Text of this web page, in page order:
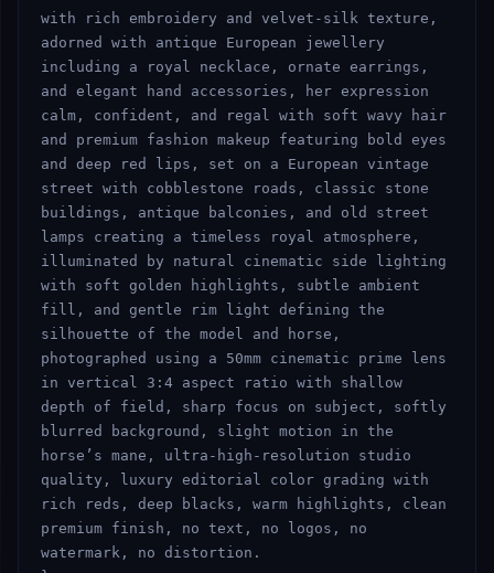
with rich embroidery and velvet-silk texture,
adorned with antique European jewellery
including a royal necklace, ornate earrings,
and elegant hand accessories, her expression
calm, confident, and regal with soft wavy hair
and premium fashion makeup featuring bold eyes
and deep red lips, set on a European vintage
street with cobblestone roads, classic stone
buildings, antique balconies, and old street
lamps creating a timeless royal atmosphere,
illuminated by natural cinematic side lighting
with soft golden highlights, subtle ambient
fill, and gentle rim light defining the
silhouette of the model and horse,
photographed using a 50mm cinematic prime lens
in vertical 3:4 aspect ratio with shallow
depth of field, sharp focus on subject, softly
blurred background, slight motion in the
horse’s mane, ultra-high-resolution studio
quality, luxury editorial color grading with
rich reds, deep blacks, warm highlights, clean
premium finish, no text, no logos, no
watermark, no distortion.